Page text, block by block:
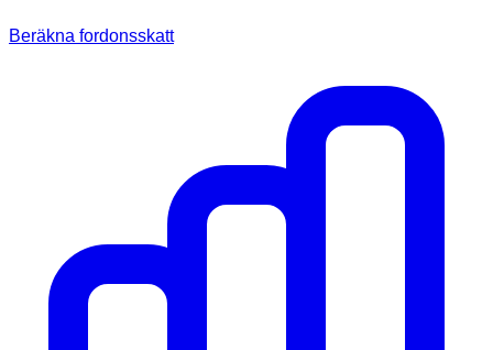
Beräkna fordonsskatt